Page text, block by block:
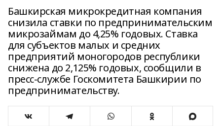
Башкирская микрокредитная компания
снизила ставки по предпринимательским
микрозаймам до 4,25% годовых. Ставка
для субъектов малых и средних
предприятий моногородов республики
снижена до 2,125% годовых, сообщили в
пресс-службе Госкомитета Башкирии по
предпринимательству.